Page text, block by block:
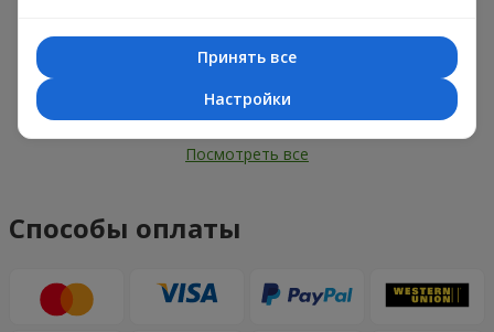
Посмотреть все
Способы оплаты
Принять все
Настройки